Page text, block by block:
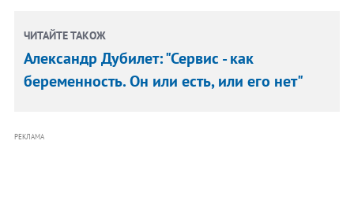
ЧИТАЙТЕ ТАКОЖ
Александр Дубилет: "Сервис - как
беременность. Он или есть, или его нет"
РЕКЛАМА